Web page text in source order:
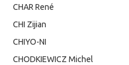
CHAR René
CHI Zijian
CHIYO-NI
CHODKIEWICZ Michel